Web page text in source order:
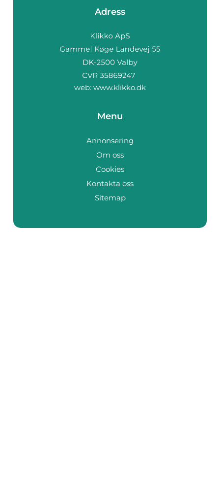
Adress
web: www.klikko.dk
Menu
Annonsering
Om oss
Cookies
Kontakta oss
Sitemap